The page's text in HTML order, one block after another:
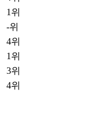
업종 내 순위